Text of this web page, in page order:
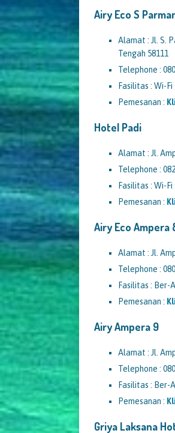
Airy Eco S
Alamat : Jl. S.
Tengah 58111
Telephone :
Fasilitas : Wi-
Pemesanan :
Hotel Padi
Alamat : Jl.
Telephone :
Fasilitas : Wi-
Pemesanan :
Airy Eco Ampera
Alamat : Jl.
Telephone :
Fasilitas : Ber-
Pemesanan :
Airy Ampera 9
Alamat : Jl.
Telephone :
Fasilitas : Ber-
Pemesanan :
Griya Laksana